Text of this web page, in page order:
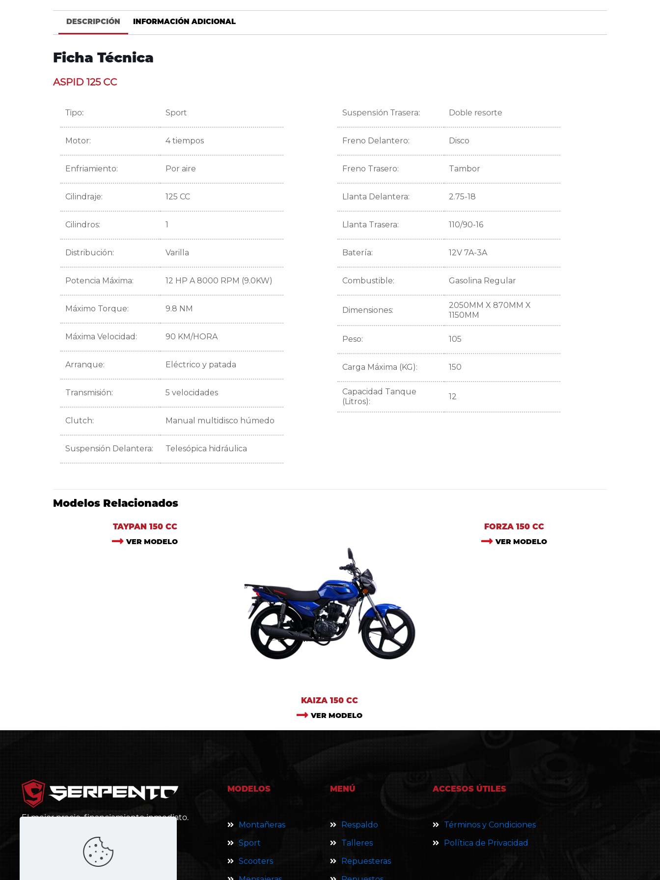
DESCRIPCIÓN INFORMACIÓN ADICIONAL
Ficha Técnica
ASPID 125 CC
Tipo: Sport
Motor: 4 tiempos
Enfriamiento: Por aire
Cilindraje: 125 CC
Cilindros: 1
Distribución: Varilla
Potencia Máxima: 12 HP A 8000 RPM (9.0KW)
Máximo Torque: 9.8 NM
Máxima Velocidad: 90 KM/HORA
Arranque: Eléctrico y patada
Transmisión: 5 velocidades
Clutch: Manual multidisco húmedo
Suspensión Delantera: Telesópica hidráulica
Suspensión Trasera: Doble resorte
Freno Delantero: Disco
Freno Trasero: Tambor
Llanta Delantera: 2.75-18
Llanta Trasera: 110/90-16
Batería: 12V 7A-3A
Combustible: Gasolina Regular
Dimensiones:
2050MM X 870MM X
1150MM
Peso: 105
Carga Máxima (KG): 150
Capacidad Tanque
(Litros):
12
Modelos Relacionados
TAYPAN 150 CC
VER MODELO
KAIZA 150 CC
VER MODELO
FORZA 150 CC
VER MODELO
El mejor precio, financiamiento inmediato.
MODELOS
Montañeras
Sport
Scooters
MENÚ
Respaldo
Talleres
Repuesteras
ACCESOS ÚTILES
Términos y Condiciones
Política de Privacidad